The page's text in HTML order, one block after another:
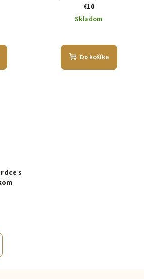
€10
Skladom
Do košíka
s